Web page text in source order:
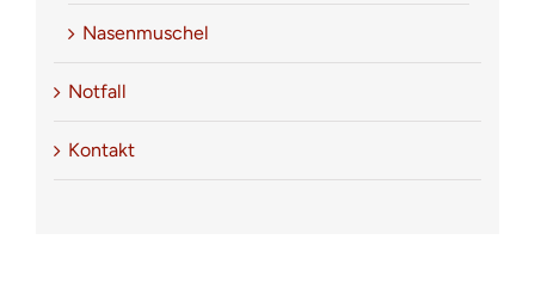
Nasenmuschel
Notfall
Kontakt